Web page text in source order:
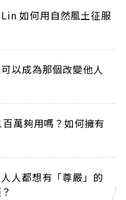
如何用自然風土征服
以成為那個改變他人
萬夠用嗎？如何擁有
人都想有「尊嚴」的